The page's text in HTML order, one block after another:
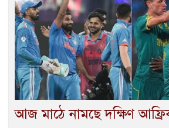
আজ মাঠে নামছে দক্ষিণ